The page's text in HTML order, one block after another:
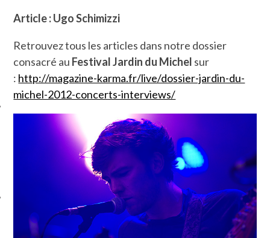
SOCIAUX
Article : Ugo Schimizzi
Retrouvez tous les articles dans notre dossier
consacré au Festival Jardin du Michel sur
: http://magazine-karma.fr/live/dossier-jardin-du-
michel-2012-concerts-interviews/